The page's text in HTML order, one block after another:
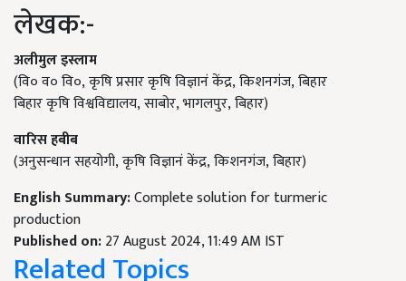
लेखक:-
अलीमुल इस्लाम
(वि० व० वि०, कृषि प्रसार कृषि विज्ञानं केंद्र, किशनगंज, बिहार
बिहार कृषि विश्वविद्यालय, साबोर, भागलपुर, बिहार)
वारिस हबीब
(अनुसन्धान सहयोगी, कृषि विज्ञानं केंद्र, किशनगंज, बिहार)
English Summary:Complete solution for turmeric
production
Published on:27 August 2024, 11:49 AM IST
Related Topics